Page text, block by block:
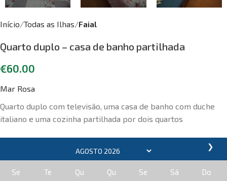
Início Todas as Ilhas Faial
Quarto duplo – casa de banho partilhada
€60.00
Mar Rosa
Quarto duplo com televisão, uma casa de banho com duche
italiano e uma cozinha partilhada por dois quartos
❯
Se Te Qu Qu Se Sá Do